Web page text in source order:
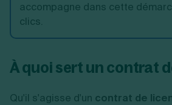
accompagne dans cette
clics.
À quoi sert un contrat
Qu'il s'agisse d'un contrat de